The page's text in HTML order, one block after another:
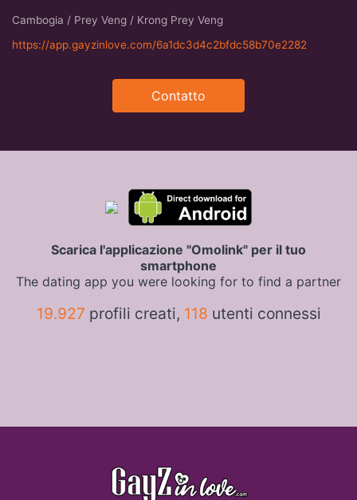
Cambogia / Prey Veng / Krong Prey Veng
https://app.gayzinlove.com/6a1dc3d4c2bfdc58b70e2282
Contatto
Scarica l'applicazione "Omolink" per il tuo
smartphone
The dating app you were looking for to find a partner
19.927 profili creati, 118 utenti connessi